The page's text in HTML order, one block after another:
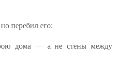
перебил его:
дома — а не стены между